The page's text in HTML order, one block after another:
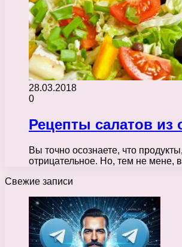
28.03.2018
0
Рецепты салатов из
Вы точно осознаете, что
отрицательное. Но, тем не мене,
Свежие записи